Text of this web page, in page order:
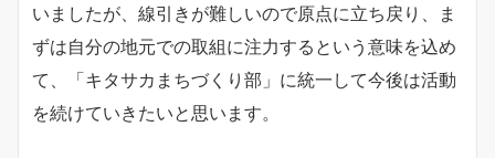
いましたが、線引きが難しいので原点に立ち戻り、ま
ずは自分の地元での取組に注力するという意味を込め
て、「キタサカまちづくり部」に統一して今後は活動
を続けていきたいと思います。